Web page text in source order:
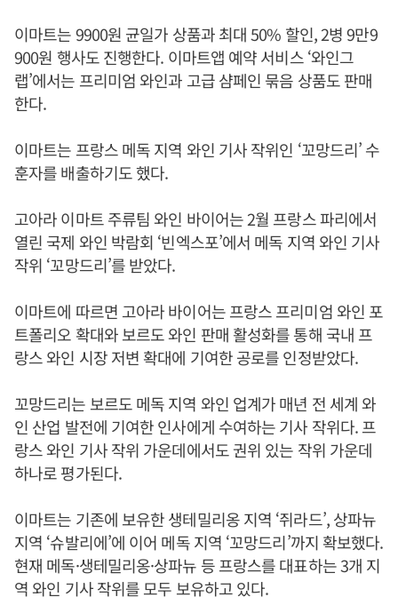
이마트는 9900원 균일가 상품과 최대 50% 할인, 2병 9만9
900원 행사도 진행한다. 이마트앱 예약 서비스 ‘와인그
랩’에서는 프리미엄 와인과 고급 샴페인 묶음 상품도 판매
한다.
이마트는 프랑스 메독 지역 와인 기사 작위인 ‘꼬망드리’ 수
훈자를 배출하기도 했다.
고아라 이마트 주류팀 와인 바이어는 2월 프랑스 파리에서
열린 국제 와인 박람회 ‘빈엑스포’에서 메독 지역 와인 기사
작위 ‘꼬망드리’를 받았다.
이마트에 따르면 고아라 바이어는 프랑스 프리미엄 와인 포
트폴리오 확대와 보르도 와인 판매 활성화를 통해 국내 프
랑스 와인 시장 저변 확대에 기여한 공로를 인정받았다.
꼬망드리는 보르도 메독 지역 와인 업계가 매년 전 세계 와
인 산업 발전에 기여한 인사에게 수여하는 기사 작위다. 프
랑스 와인 기사 작위 가운데에서도 권위 있는 작위 가운데
하나로 평가된다.
이마트는 기존에 보유한 생테밀리옹 지역 ‘쥐라드’, 상파뉴
지역 ‘슈발리에’에 이어 메독 지역 ‘꼬망드리’까지 확보했다.
현재 메독·생테밀리옹·상파뉴 등 프랑스를 대표하는 3개 지
역 와인 기사 작위를 모두 보유하고 있다.